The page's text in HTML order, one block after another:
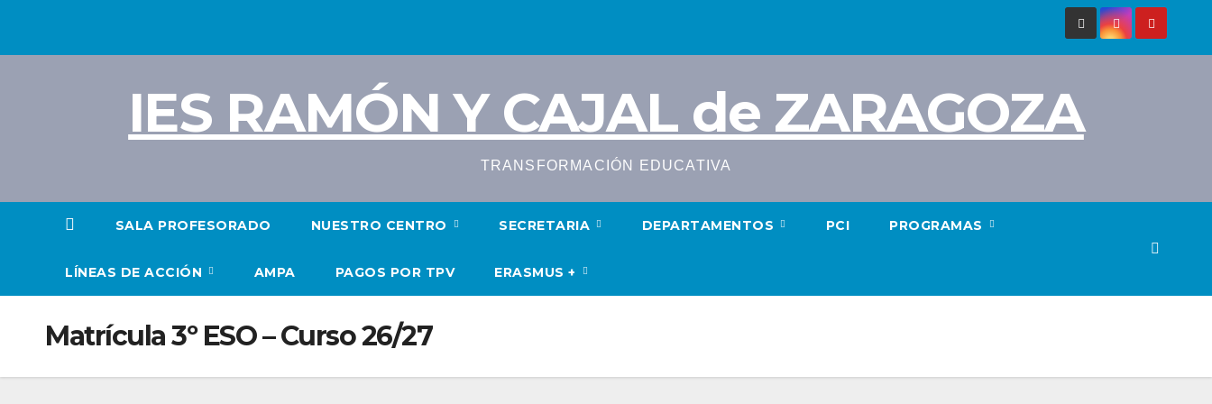
IES RAMÓN Y CAJAL de ZARAGOZA
TRANSFORMACIÓN EDUCATIVA
SALA PROFESORADO NUESTRO CENTRO SECRETARIA DEPARTAMENTOS PCI PROGRAMAS
LÍNEAS DE ACCIÓN AMPA PAGOS POR TPV ERASMUS +
Matrícula 3º ESO – Curso 26/27